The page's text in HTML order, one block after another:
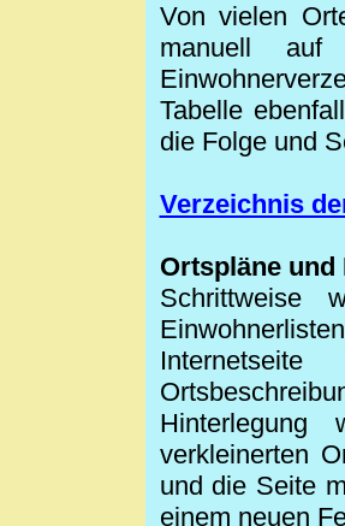
Von vielen
manuell
Tabelle
die Folge und
Verzeichnis
Ortspläne
Schrittweise
verkleinerten
und die Seite
einem neuen